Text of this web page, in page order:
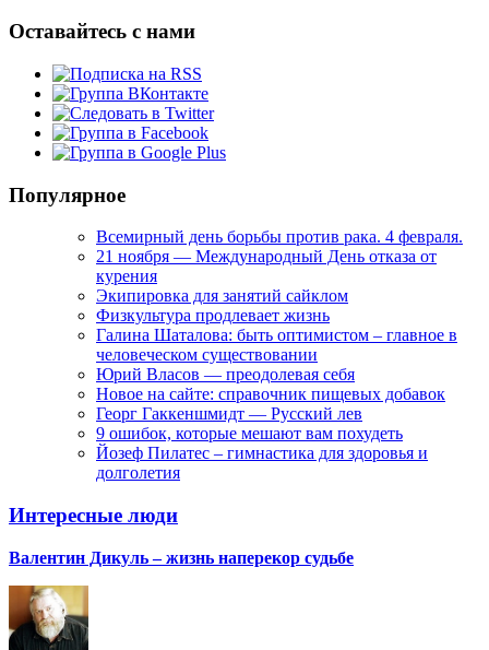
Оставайтесь с нами
Популярное
Всемирный день борьбы против рака. 4 февраля.
21 ноября — Международный День отказа от
курения
Экипировка для занятий сайклом
Физкультура продлевает жизнь
Галина Шаталова: быть оптимистом – главное в
человеческом существовании
Юрий Власов — преодолевая себя
Новое на сайте: справочник пищевых добавок
Георг Гаккеншмидт — Русский лев
9 ошибок, которые мешают вам похудеть
Йозеф Пилатес – гимнастика для здоровья и
долголетия
Интересные люди
Валентин Дикуль – жизнь наперекор судьбе